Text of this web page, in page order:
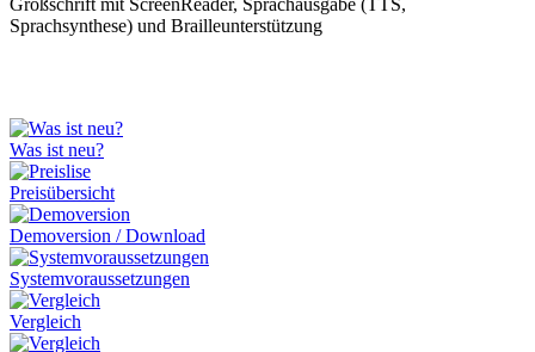
Sprachsynthese) und Brailleunterstützung
Was ist neu?
Preisübersicht
Demoversion / Download
Systemvoraussetzungen
Vergleich